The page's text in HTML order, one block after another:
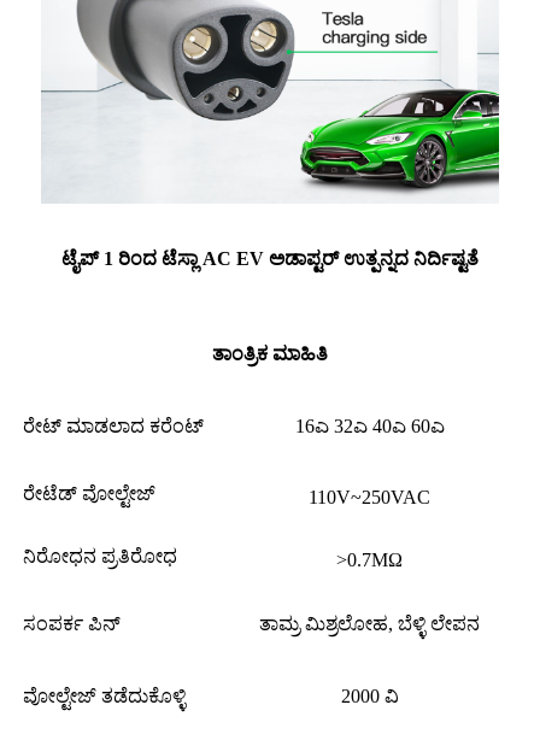
ಟೈಪ್ 1 ರಿಂದ ಟೆಸ್ಲಾ AC EV ಅಡಾಪ್ಟರ್ ಉತ್ಪನ್ನದ ನಿರ್ದಿಷ್ಟತೆ
ತಾಂತ್ರಿಕ ಮಾಹಿತಿ
ರೇಟ್ ಮಾಡಲಾದ ಕರೆಂಟ್ 16ಎ 32ಎ 40ಎ 60ಎ
ರೇಟೆಡ್ ವೋಲ್ಟೇಜ್ 110V~250VAC
ನಿರೋಧನ ಪ್ರತಿರೋಧ >0.7MΩ
ಸಂಪರ್ಕ ಪಿನ್ ತಾಮ್ರ ಮಿಶ್ರಲೋಹ, ಬೆಳ್ಳಿ ಲೇಪನ
ವೋಲ್ಟೇಜ್ ತಡೆದುಕೊಳ್ಳಿ 2000 ವಿ